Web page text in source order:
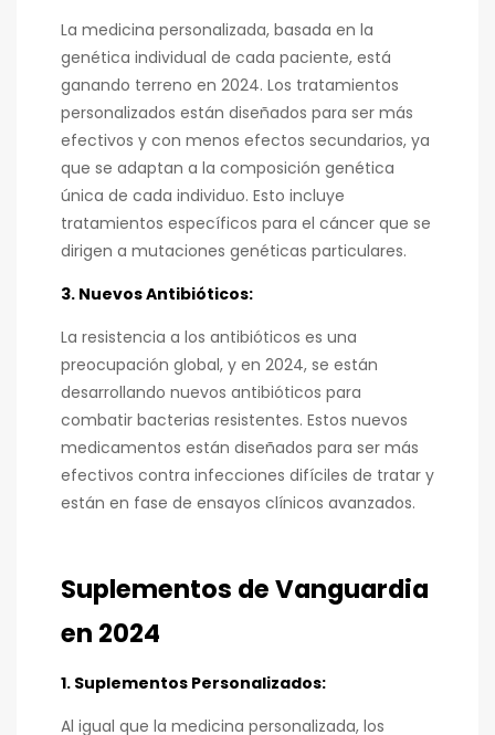
La medicina personalizada, basada en la
genética individual de cada paciente, está
ganando terreno en 2024. Los tratamientos
personalizados están diseñados para ser más
efectivos y con menos efectos secundarios, ya
que se adaptan a la composición genética
única de cada individuo. Esto incluye
tratamientos específicos para el cáncer que se
dirigen a mutaciones genéticas particulares.
3. Nuevos Antibióticos:
La resistencia a los antibióticos es una
preocupación global, y en 2024, se están
desarrollando nuevos antibióticos para
combatir bacterias resistentes. Estos nuevos
medicamentos están diseñados para ser más
efectivos contra infecciones difíciles de tratar y
están en fase de ensayos clínicos avanzados.
Suplementos de Vanguardia
en 2024
1. Suplementos Personalizados:
Al igual que la medicina personalizada, los